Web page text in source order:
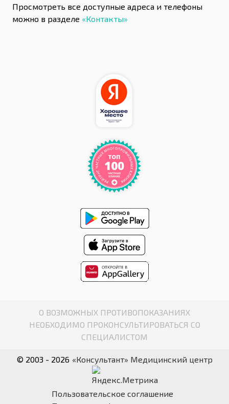
Просмотреть все доступные адреса и телефоны
можно в разделе «Контакты»
О ВОЗМОЖНЫХ ПРОТИВОПОКАЗАНИЯХ
НЕОБХОДИМО ПРОКОНСУЛЬТИРОВАТЬСЯ СО
СПЕЦИАЛИСТОМ
© 2003 - 2026 «Консультант» Медицинский центр
Пользовательское соглашение